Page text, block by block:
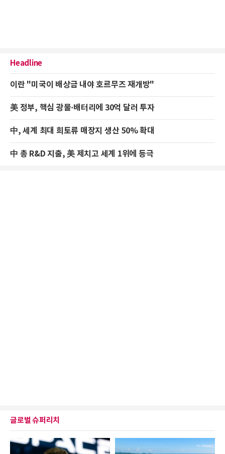
Headline
이란 "미국이 배상금 내야 호르무즈 재개방"
美 정부, 핵심 광물·배터리에 30억 달러 투자
中, 세계 최대 희토류 매장지 생산 50% 확대
中 총 R&D 지출, 美 제치고 세계 1위에 등극
글로벌 슈퍼리치